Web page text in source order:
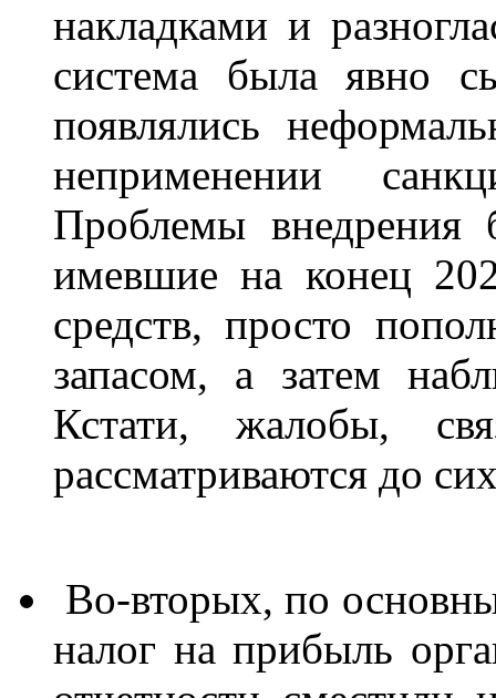
накладками и
система была явно
появлялись
неприменении
Проблемы внедрения
имевшие на конец
средств, просто
запасом, а затем
Кстати, жалобы,
рассматриваются до
Во-вторых, по
налог на прибыль